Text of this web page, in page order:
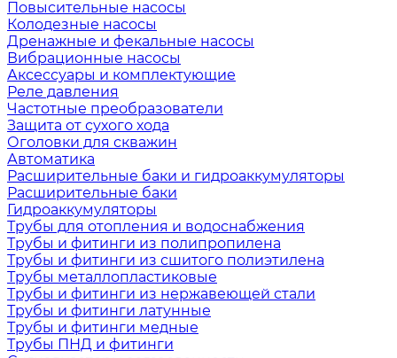
Повысительные насосы
Колодезные насосы
Дренажные и фекальные насосы
Вибрационные насосы
Аксессуары и комплектующие
Реле давления
Частотные преобразователи
Защита от сухого хода
Оголовки для скважин
Автоматика
Расширительные баки и гидроаккумуляторы
Расширительные баки
Гидроаккумуляторы
Трубы для отопления и водоснабжения
Трубы и фитинги из полипропилена
Трубы и фитинги из сшитого полиэтилена
Трубы металлопластиковые
Трубы и фитинги из нержавеющей стали
Трубы и фитинги латунные
Трубы и фитинги медные
Трубы ПНД и фитинги